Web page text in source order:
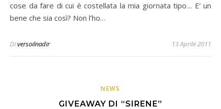
cose da fare di cui è costellata la mia giornata tipo… E’ un
bene che sia così? Non l’ho…
Diversoilnadir 13 Aprile 2011
NEWS
GIVEAWAY DI “SIRENE”